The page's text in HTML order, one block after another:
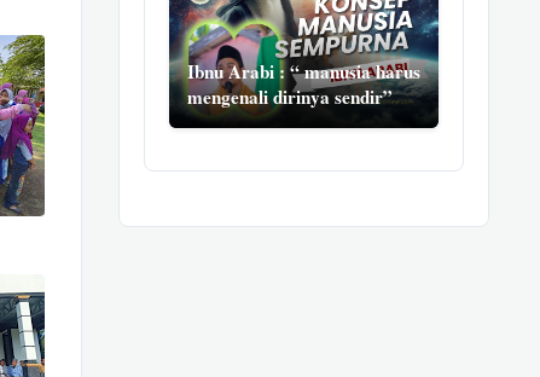
Ibnu Arabi : “ manusia harus
mengenali dirinya sendir”